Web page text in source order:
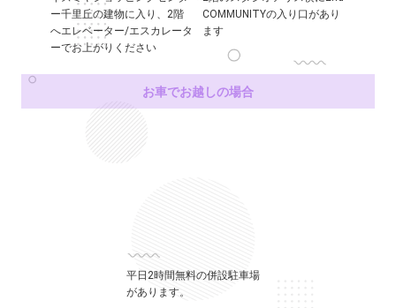
ー千里丘の建物に入り、2階
へエレベーター/エスカレータ
ーでお上がりください
COMMUNITYの入り口があり
ます
お車でお越しの場合
平日2時間無料の併設駐車場
があります。